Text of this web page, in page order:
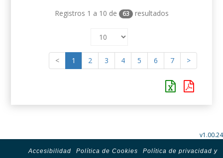
Registros 1 a 10 de 63 resultados
< 1 2 3 4 5 6 7 >
v1.00.24
Accesibilidad Política de Cookies
Política de privacidad y